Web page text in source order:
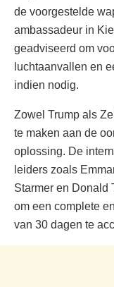
de voorgestelde
ambassadeur in
geadviseerd om
luchtaanvallen en
indien nodig.
Zowel Trump als
te maken aan de
oplossing. De
leiders zoals
Starmer en Donald
om een complete
van 30 dagen te